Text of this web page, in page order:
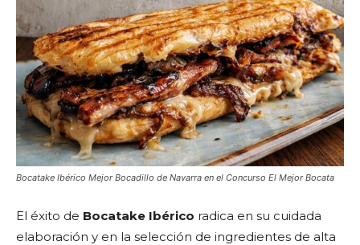
Bocatake Ibérico Mejor Bocadillo de Navarra en el Concurso El Mejor Bocata
El éxito de Bocatake Ibérico radica en su cuidada
elaboración y en la selección de ingredientes de alta